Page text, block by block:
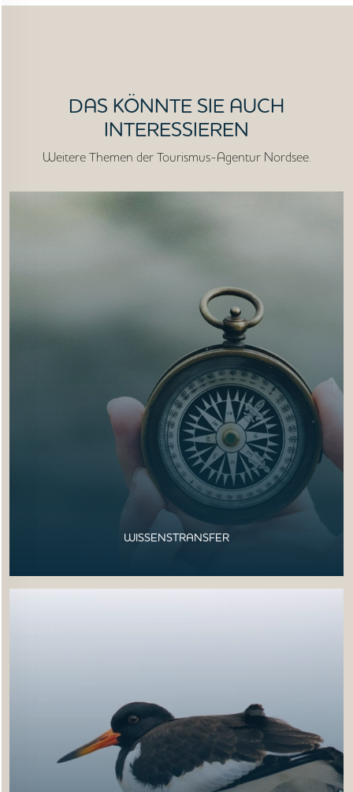
AKTUELLES
NORDSEETOURISMUSTAG
DAS KÖNNTE SIE AUCH
INTERESSIEREN
Weitere Themen der Tourismus-Agentur Nordsee.
WISSENSTRANSFER